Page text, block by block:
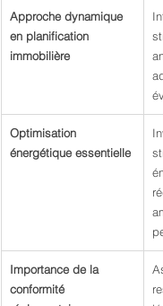
Approche dynamique
en planification
immobilière
Optimisation
énergétique essentielle
Importance de la
conformité